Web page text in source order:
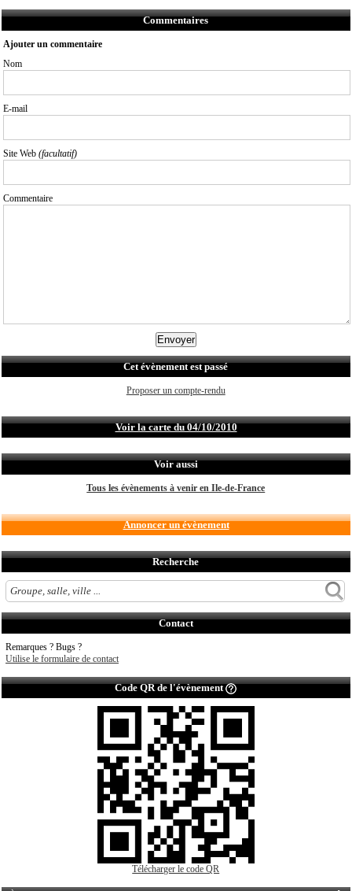
Commentaires
Ajouter un commentaire
Nom
E-mail
Site Web (facultatif)
Commentaire
Cet évènement est passé
Proposer un compte-rendu
Voir la carte du 04/10/2010
Voir aussi
Tous les évènements à venir en Ile-de-France
Annoncer un évènement
Recherche
Contact
Remarques ? Bugs ?
Utilise le formulaire de contact
Code QR de l'évènement
Télécharger le code QR